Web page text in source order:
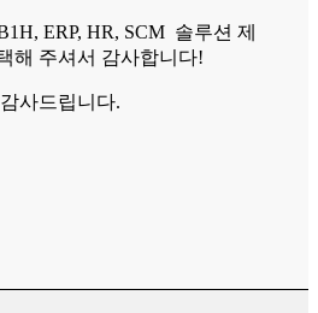
ERP, HR, SCM 솔루션 제
해 주셔서 감사합니다!
사드립니다.